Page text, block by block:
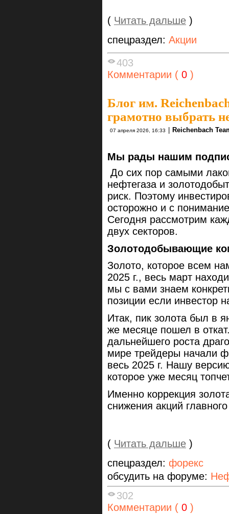
( Читать дальше )
спецраздел: Акции
403
Комментарии ( 0 )
Блог им.
грамотно выбрать
07 апреля 2026, 16:33 | Reichenbach
Мы рады нашим
До сих пор самыми
нефтегаза и
риск. Поэтому
осторожно и с
Сегодня рассмотрим
двух секторов.
Золотодобывающие
Золото, которое всем
2025 г., весь март
мы с вами знаем
позиции если инвестор
Итак, пик золота был в
же месяце пошел в
дальнейшего роста
мире трейдеры начали
весь 2025 г. Нашу
которое уже месяц
Именно коррекция
снижения акций
( Читать дальше )
спецраздел: форекс
обсудить на форуме:
302
Комментарии ( 0 )